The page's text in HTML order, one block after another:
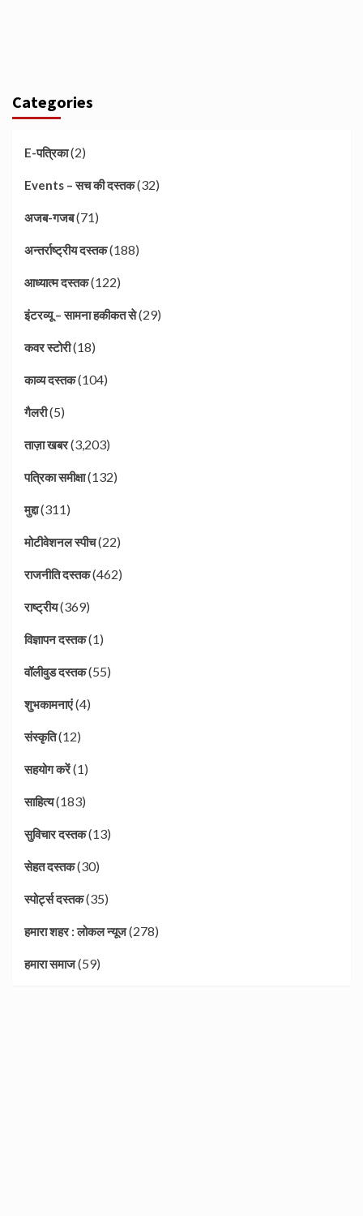
Categories
E-पत्रिका(2)
Events – सच की दस्तक(32)
अजब-गजब(71)
अन्तर्राष्ट्रीय दस्तक(188)
आध्यात्म दस्तक(122)
इंटरव्यू – सामना हकीकत से(29)
कवर स्टोरी(18)
काव्य दस्तक(104)
गैलरी(5)
ताज़ा खबर(3,203)
पत्रिका समीक्षा(132)
मुद्दा(311)
मोटीवेशनल स्पीच(22)
राजनीति दस्तक(462)
राष्ट्रीय(369)
विज्ञापन दस्तक(1)
वॉलीवुड दस्तक(55)
शुभकामनाएं(4)
संस्कृति(12)
सहयोग करें(1)
साहित्य(183)
सुविचार दस्तक(13)
सेहत दस्तक(30)
स्पोर्ट्स दस्तक(35)
हमारा शहर : लोकल न्यूज(278)
हमारा समाज(59)